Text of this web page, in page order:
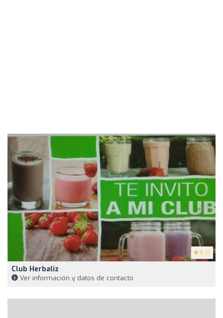
5 (1)
Club Herbaliz
Ver información y datos de contacto